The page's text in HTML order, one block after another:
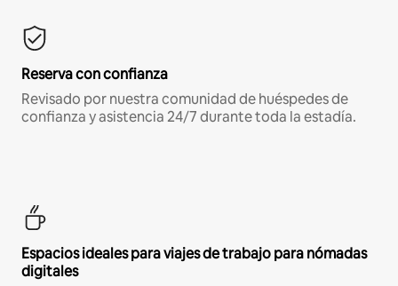
Reserva con confianza
Revisado por nuestra comunidad de huéspedes de
confianza y asistencia 24/7 durante toda la estadía.
Espacios ideales para viajes de trabajo para nómadas
digitales